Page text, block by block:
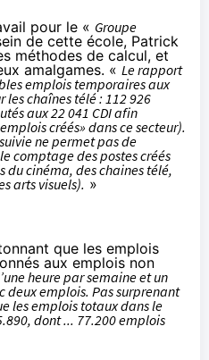
pour le « Groupe
de cette école, Patrick
méthodes de calcul, et
amalgames. « Le rapport
emplois temporaires aux
les chaînes télé : 112 926
aux 22 041 CDI afin
créés» dans ce secteur).
ne permet pas de
comptage des postes créés
ducinéma, des chaines télé,
arts visuels). »
que les emplois
aux emplois non
heure par semaine et un
deux emplois. Pas surprenant
les emplois totaux dans le
dont ... 77.200 emplois